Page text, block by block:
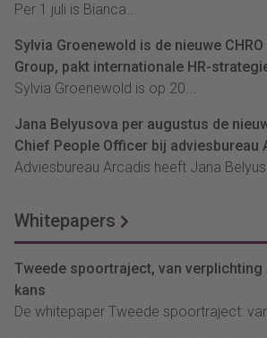
Per 1 juli is Bianca...
Sylvia Groenewold is de nieuwe
Group, pakt internationale HR-
Sylvia Groenewold is op 20...
Jana Belyusova per augustus de
Chief People Officer bij adviesbureau
Adviesbureau Arcadis heeft Jana
Whitepapers
Tweede spoortraject, van verplichting
kans
De whitepaper Tweede spoortraject: